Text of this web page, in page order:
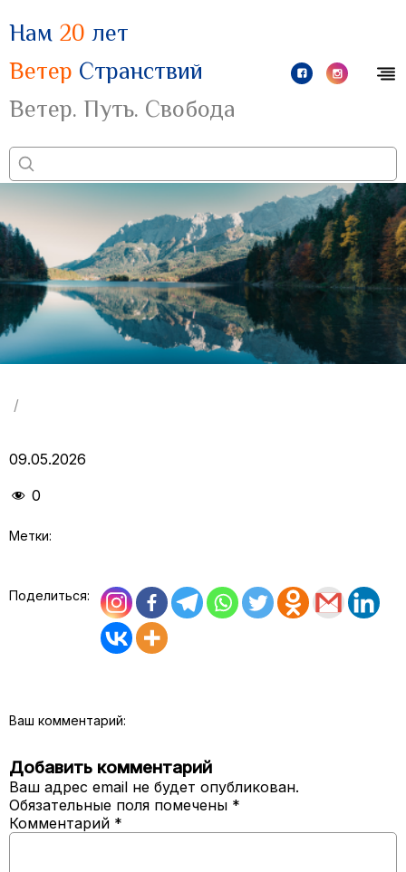
Нам 20 лет
Ветер Странствий
Ветер. Путь. Свобода
/
09.05.2026
0
Метки:
Поделиться:
Ваш комментарий:
Добавить комментарий
Ваш адрес email не будет опубликован.
Обязательные поля помечены *
Комментарий *